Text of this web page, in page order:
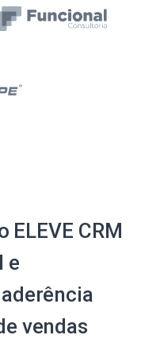
ELEVE CRM
e
vendas